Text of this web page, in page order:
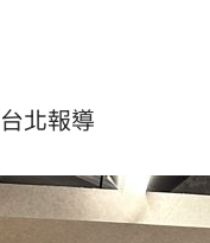
台積電！外媒揭全因
北報導